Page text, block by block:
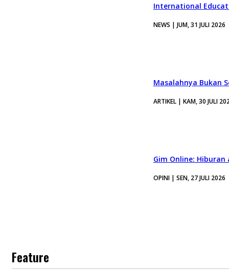
International
NEWS | JUM, 31 JULI 2026
Masalahnya Bukan
ARTIKEL | KAM, 30 JULI
Gim Online:
OPINI | SEN, 27 JULI 2026
Feature